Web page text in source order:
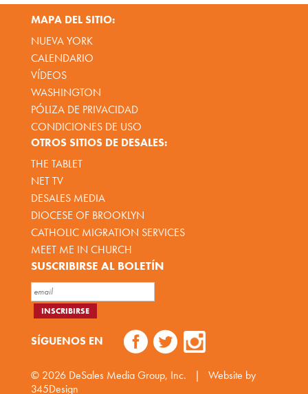
MAPA DEL SITIO:
NUEVA YORK
CALENDARIO
VÍDEOS
WASHINGTON
PÓLIZA DE PRIVACIDAD
CONDICIONES DE USO
OTROS SITIOS DE DESALES:
THE TABLET
NET TV
DESALES MEDIA
DIOCESE OF BROOKLYN
CATHOLIC MIGRATION SERVICES
MEET ME IN CHURCH
SUSCRIBIRSE AL BOLETÍN
SÍGUENOS EN
© 2026 DeSales Media Group, Inc. |
Website by
345Design